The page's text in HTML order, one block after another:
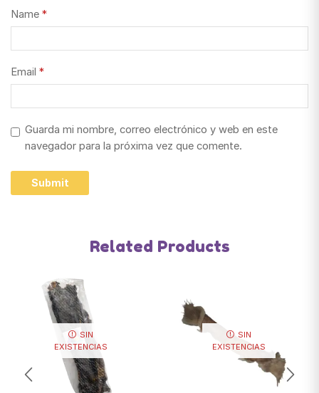
Name *
Email *
Guarda mi nombre, correo electrónico y web en este
navegador para la próxima vez que comente.
Related Products
SIN
EXISTENCIAS
SIN
EXISTENCIAS